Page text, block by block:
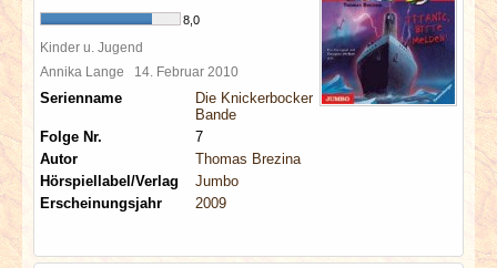
8,0
Kinder u. Jugend
Annika Lange 14. Februar 2010
Serienname
Die Knickerbocker
Bande
Folge Nr.
7
Autor
Thomas Brezina
Hörspiellabel/Verlag
Jumbo
Erscheinungsjahr
2009